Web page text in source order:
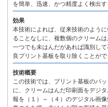
を簡単、迅速、かつ精度よく検出す
効果
本技術によれば、従来技術のよう
ることなしに、複数個のクリーム
一つでも未はんだがあれば識別し
良プリント基板を取り除くことがで
技術概要
この技術では、プリント基板のパ
に、クリームはんだ印刷面をデジ
報を（１）～（４）のデジタル画